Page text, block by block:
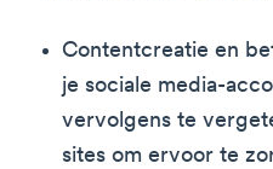
Contentcreatie en
je sociale media-
vervolgens te
sites om ervoor te